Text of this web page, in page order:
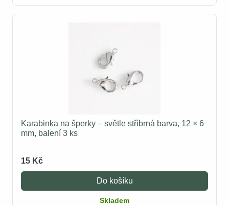
Karabinka na šperky – světle stříbrná barva, 12 × 6
mm, balení 3 ks
15 Kč
Do košíku
Skladem